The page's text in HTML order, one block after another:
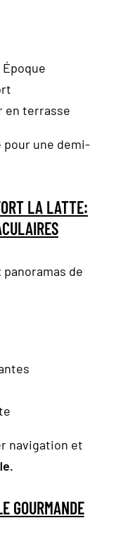
en terrasse
une demi-
LA LATTE:
panoramas de
navigation et
GOURMANDE